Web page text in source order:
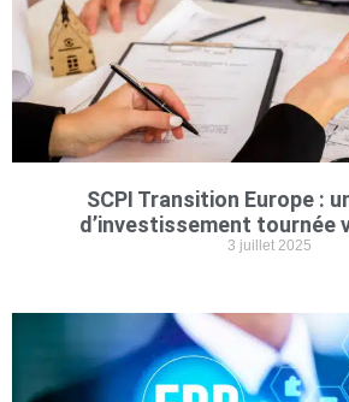
SCPI Transition Europe :
d’investissement tournée
3 juillet 2025